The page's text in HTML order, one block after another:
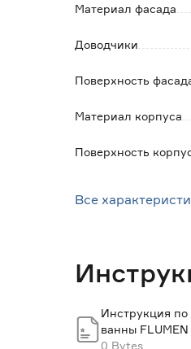
Материал фасада
Доводчики
Поверхность
Материал корпуса
Поверхность
Высота (см)
Все
Инструкция
ванны
0 Bytes